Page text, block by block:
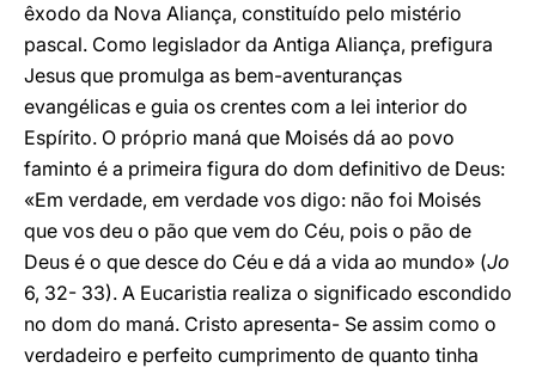
êxodo da Nova Aliança, constituído pelo mistério
pascal. Como legislador da Antiga Aliança, prefigura
Jesus que promulga as bem-aventuranças
evangélicas e guia os crentes com a lei interior do
Espírito. O próprio maná que Moisés dá ao povo
faminto é a primeira figura do dom definitivo de Deus:
«Em verdade, em verdade vos digo: não foi Moisés
que vos deu o pão que vem do Céu, pois o pão de
Deus é o que desce do Céu e dá a vida ao mundo» (Jo
6, 32- 33). A Eucaristia realiza o significado escondido
no dom do maná. Cristo apresenta- Se assim como o
verdadeiro e perfeito cumprimento de quanto tinha